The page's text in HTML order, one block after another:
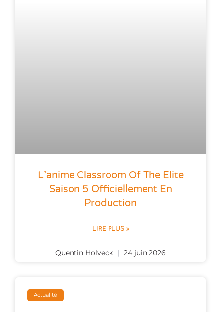
L’anime Classroom Of The Elite
Saison 5 Officiellement En
Production
LIRE PLUS »
Quentin Holveck 24 juin 2026
Actualité